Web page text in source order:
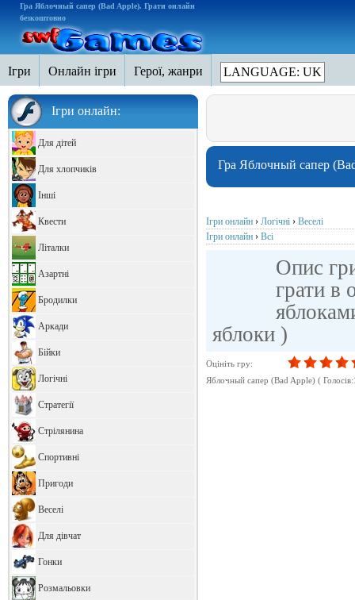
Гра Яблочный сапер (Bad Apple). Грати онлайн
безкоштовно
Ігри Онлайн ігри Герої, жанри LANGUAGE: UK
Ігри онлайн:
Для дітей
Для хлопчиків
Інші
Квести
Літалки
Азартні
Бродилки
Аркади
Бійки
Логічні
Стратегії
Стрілянина
Спортивні
Пригоди
Веселі
Для дівчат
Гонки
Розмальовки
Гра Яблочный сапер
Ігри онлайн › Логічні › Веселі
Ігри онлайн › Всі
Опис
грати в
яблоки )
Оцініть гру:
Яблочный сапер (Bad Apple) ( Голосів: